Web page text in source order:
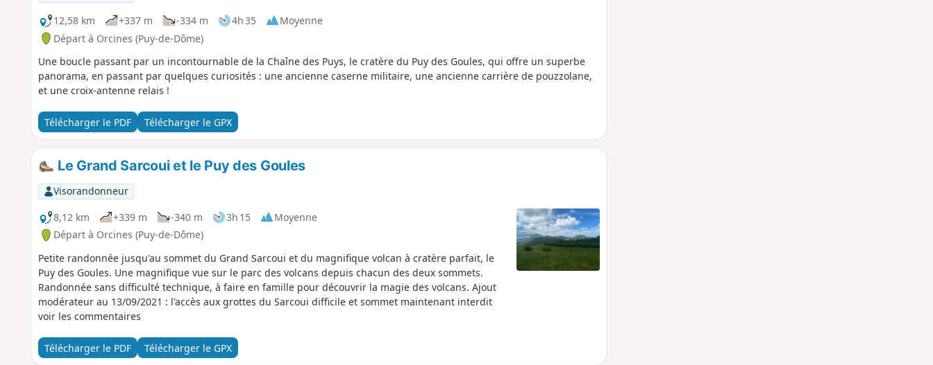
12,58 km
+337 m -334 m 4h 35
Moyenne
Départ à Orcines (Puy-de-Dôme)
Une boucle passant par un incontournable de la Chaîne des Puys, le cratère du Puy des Goules, qui offre un superbe
panorama, en passant par quelques curiosités : une ancienne caserne militaire, une ancienne carrière de pouzzolane,
et une croix-antenne relais !
Télécharger le PDF Télécharger le GPX
Le Grand Sarcoui et le Puy des Goules
Visorandonneur
8,12 km
+339 m -340 m 3h 15
Moyenne
Départ à Orcines (Puy-de-Dôme)
Petite randonnée jusqu'au sommet du Grand Sarcoui et du magnifique volcan à cratère parfait, le
Puy des Goules. Une magnifique vue sur le parc des volcans depuis chacun des deux sommets.
Randonnée sans difficulté technique, à faire en famille pour découvrir la magie des volcans. Ajout
modérateur au 13/09/2021 : l'accès aux grottes du Sarcoui difficile et sommet maintenant interdit
voir les commentaires
Télécharger le PDF Télécharger le GPX